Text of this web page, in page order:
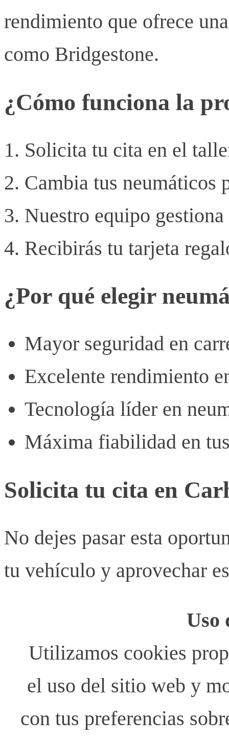
rendimiento que ofrece
como Bridgestone.
¿Cómo funciona la
Solicita tu cita en el
Cambia tus neumáticos
Nuestro equipo
Recibirás tu tarjeta
¿Por qué elegir
Mayor seguridad en
Excelente rendimiento
Tecnología líder en
Máxima fiabilidad en
Solicita tu cita en
No dejes pasar esta
tu vehículo y aprovechar
Uso
Utilizamos cookies
el uso del sitio web y
con tus preferencias